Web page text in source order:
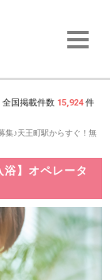
全国掲載件数 15,924件
集♪天王町駅からすぐ！無
浴】オペレータ